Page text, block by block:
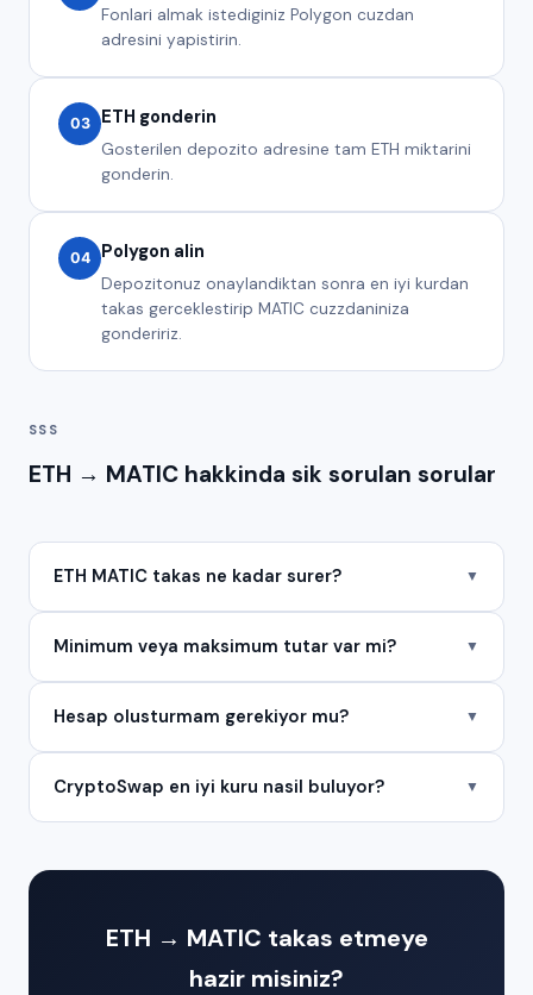
Fonlari almak istediginiz Polygon cuzdan
adresini yapistirin.
03 ETH gonderin
Gosterilen depozito adresine tam ETH miktarini
gonderin.
04 Polygon alin
Depozitonuz onaylandiktan sonra en iyi kurdan
takas gerceklestirip MATIC cuzzdaniniza
gondeririz.
SSS
ETH → MATIC hakkinda sik sorulan sorular
ETH MATIC takas ne kadar surer? ▼
Minimum veya maksimum tutar var mi? ▼
Hesap olusturmam gerekiyor mu? ▼
CryptoSwap en iyi kuru nasil buluyor? ▼
ETH → MATIC takas etmeye
hazir misiniz?